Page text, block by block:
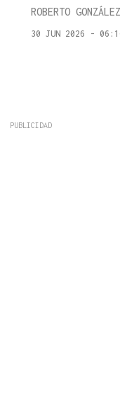
ROBERTO GONZÁLEZ
30 JUN 2026 -